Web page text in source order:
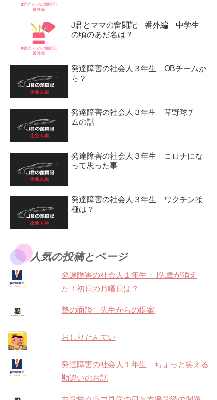
J君とママの奮闘記 番外編 中学生
の頃のあだ名は？
発達障害の社会人３年生 OBチームか
ら？
発達障害の社会人３年生 草野球チー
ムの話
発達障害の社会人３年生 コロナにな
って思った事
発達障害の社会人３年生 ワクチン接
種は？
人気の投稿とページ
発達障害の社会人１年生 I先輩が消え
た！初日の月曜日は？
塾の面談 先生からの提案
おしりたんてい
発達障害の社会人１年生 ちょっと笑える
勘違いのお話